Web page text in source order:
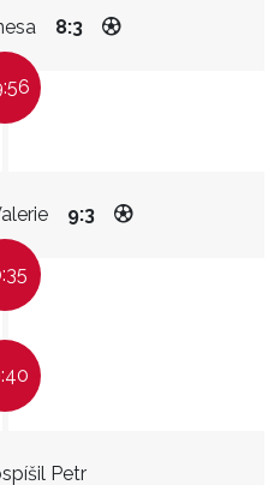
8:3
9:3
Petr